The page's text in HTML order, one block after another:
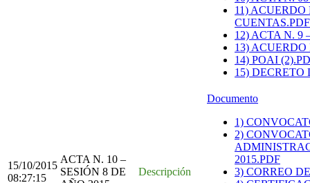
11)
CUENTAS.PDF
12) ACTA N. 9
13)
14) POAI
15) DECRETO
15/10/2015
08:27:15
ACTA N. 10 –
SESIÓN 8 DE
Descripción
Documento
1)
2)
2015.PDF
3) CORREO